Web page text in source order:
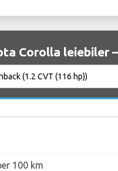
Corolla leiebiler
100 km